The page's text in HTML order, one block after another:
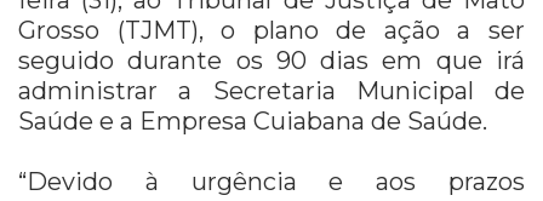
Grosso (TJMT), o plano de ação a ser
seguido durante os 90 dias em que irá
administrar a Secretaria Municipal de
Saúde e a Empresa Cuiabana de Saúde.
“Devido à urgência e aos prazos